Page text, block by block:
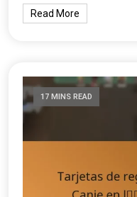
Read More
17 MINS READ